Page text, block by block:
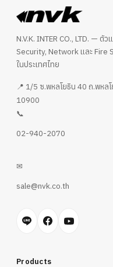
N.V.K. INTER CO., LTD. — ตั
Security, Network และ Fire
ในประเทศไทย
📍 1/5 ซ.พหลโยธิน 40 ถ.พหลโ
10900
📞
02-940-2070
✉
sale@nvk.co.th
Products